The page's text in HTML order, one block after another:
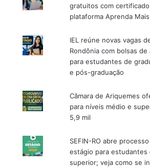
gratuitos com
plataforma Aprenda Mais
IEL reúne novas vagas
Rondônia com bolsas de
para estudantes de
e pós-graduação
Câmara de Ariquemes
para níveis médio e
5,9 mil
SEFIN-RO abre
estágio para estudantes
superior; veja como se